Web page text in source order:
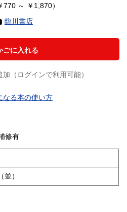
770 ～ ￥1,870）
臨川書店
ごに入れる
（ログインで利用可能）
なる本の使い方
修有
並）